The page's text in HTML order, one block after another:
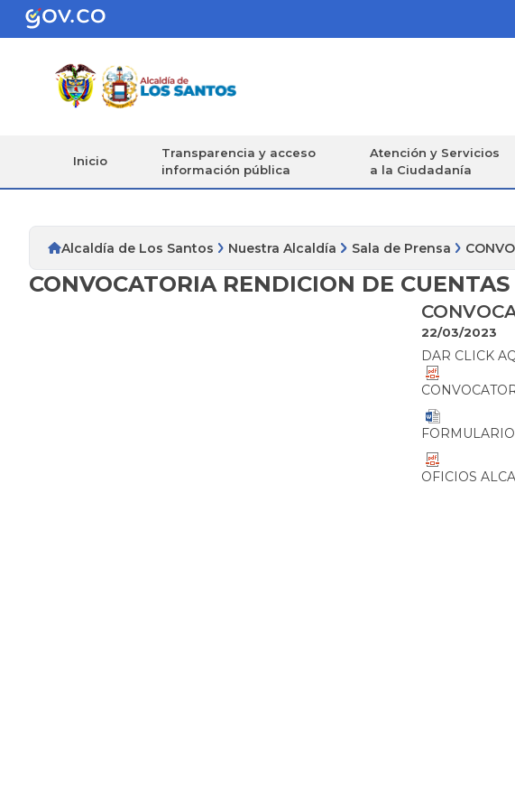
Inicio
Transparencia y acceso
información pública
Atención y Servicios
a la Ciudadanía
Alcaldía de Los Santos Nuestra Alcaldía Sala de Prensa
CONVOCATORIA RENDICION DE
22/03/2023
​DAR CLICK
OFICIOS